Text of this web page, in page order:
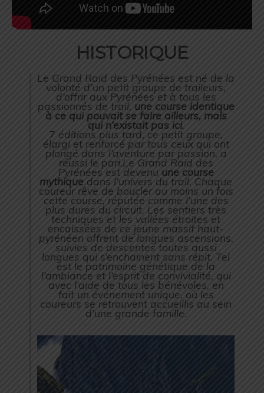
HISTORIQUE
Le Grand Raid des Pyrénées est né de la
volonté d’un petit groupe de traileurs,
d’offrir aux Pyrénées et à tous les
passionnés de trail, une course identique
à ce qui pouvait se faire ailleurs, mais
qui n’existait pas ici.
7 éditions plus tard, ce petit groupe,
élargi et renforcé par tous ceux qui ont
plongé dans l’aventure par passion, a
réussi le pari.Le Grand Raid des
Pyrénées est devenu une course
mythique dans l’univers du trail. Chaque
coureur rêve de boucler au moins un fois
cette course, réputée comme l’une des
plus dures du circuit. Les sentiers très
techniques et les vallées étroites et
encaissées de ce jeune massif haut-
pyrénéen offrent de longues ascensions,
suivies de descentes toutes aussi
longues qui s’enchainent sans répit. Tel
est le patrimoine génétique de la
l’ambiance et l’esprit de convivialité, qui
avec l’aide de tous les bénévoles, en
fait un événement unique, où les
coureurs se retrouvent accueillis au sein
d’une grande famille.